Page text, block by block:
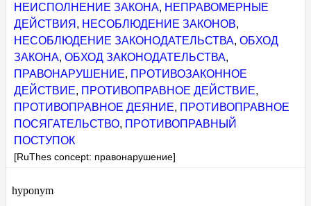
НЕИСПОЛНЕНИЕ ЗАКОНА, НЕПРАВОМЕРНЫЕ
ДЕЙСТВИЯ , НЕСОБЛЮДЕНИЕ ЗАКОНОВ,
НЕСОБЛЮДЕНИЕ ЗАКОНОДАТЕЛЬСТВА,ОБХОД
ЗАКОНА,ОБХОД ЗАКОНОДАТЕЛЬСТВА,
ПРАВОНАРУШЕНИЕ, ПРОТИВОЗАКОННОЕ
ДЕЙСТВИЕ, ПРОТИВОПРАВНОЕ ДЕЙСТВИЕ,
ПРОТИВОПРАВНОЕ ДЕЯНИЕ, ПРОТИВОПРАВНОЕ
ПОСЯГАТЕЛЬСТВО, ПРОТИВОПРАВНЫЙ
ПОСТУПОК
[RuThes concept: правонарушение]
hyponym